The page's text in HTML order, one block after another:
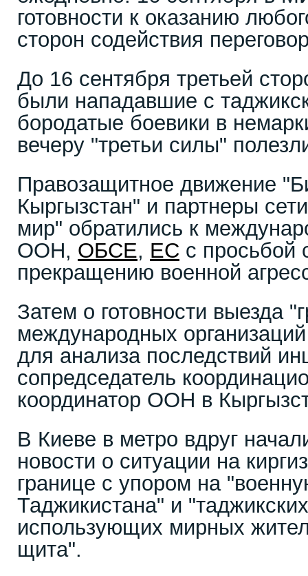
готовности к оказанию
сторон содействия
До 16 сентября третьей
были нападавшие с
бородатые боевики в
вечеру "третьи силы"
Правозащитное движение
Кыргызстан" и партнеры
мир" обратились к
ООН, ОБСЕ, ЕС с просьбой
прекращению военной
Затем о готовности выезда
международных
для анализа последствий
сопредседатель
координатор ООН в
В Киеве в метро вдруг
новости о ситуации на
границе с упором на
Таджикистана" и
использующих мирных
щита".